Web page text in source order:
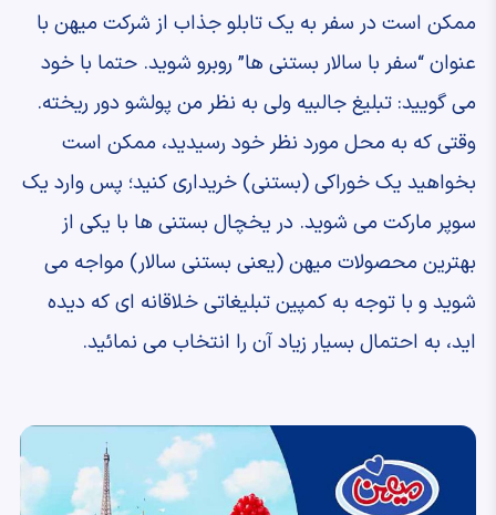
ممکن است در سفر به یک تابلو جذاب از شرکت میهن با
عنوان “سفر با سالار بستنی ها” روبرو شوید. حتما با خود
می گویید: تبلیغ جالبیه ولی به نظر من پولشو دور ریخته.
وقتی که به محل مورد نظر خود رسیدید، ممکن است
بخواهید یک خوراکی (بستنی) خریداری کنید؛ پس وارد یک
سوپر مارکت می شوید. در یخچال بستنی ها با یکی از
بهترین محصولات میهن (یعنی بستنی سالار) مواجه می
شوید و با توجه به کمپین تبلیغاتی خلاقانه ای که دیده
اید، به احتمال بسیار زیاد آن را انتخاب می نمائید.